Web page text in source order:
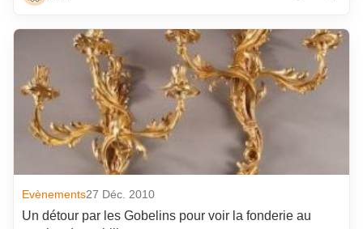
Evènements27 Déc. 2010
Un détour par les Gobelins pour voir la fonderie au